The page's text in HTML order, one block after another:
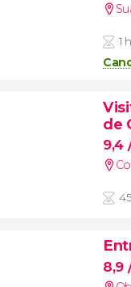
1
de
9,4
8,9